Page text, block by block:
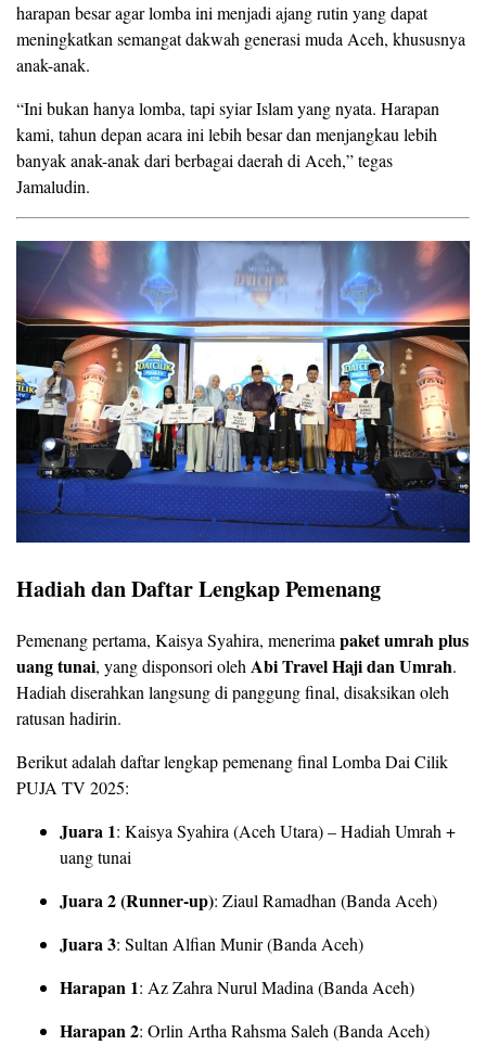
harapan besar agar lomba ini menjadi ajang rutin yang dapat
meningkatkan semangat dakwah generasi muda Aceh, khususnya
anak-anak.
“Ini bukan hanya lomba, tapi syiar Islam yang nyata. Harapan
kami, tahun depan acara ini lebih besar dan menjangkau lebih
banyak anak-anak dari berbagai daerah di Aceh,” tegas
Jamaludin.
Hadiah dan Daftar Lengkap Pemenang
Pemenang pertama, Kaisya Syahira, menerimapaket umrah plus
uang tunai, yang disponsori olehAbi Travel Haji dan Umrah.
Hadiah diserahkan langsung di panggung final, disaksikan oleh
ratusan hadirin.
Berikut adalah daftar lengkap pemenang final Lomba Dai Cilik
PUJA TV 2025:
Juara 1: Kaisya Syahira (Aceh Utara) – Hadiah Umrah +
uang tunai
Juara 2 (Runner-up): Ziaul Ramadhan (Banda Aceh)
Juara 3: Sultan Alfian Munir (Banda Aceh)
Harapan 1: Az Zahra Nurul Madina (Banda Aceh)
Harapan 2: Orlin Artha Rahsma Saleh (Banda Aceh)